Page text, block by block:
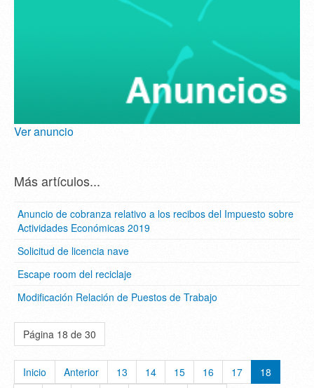
Ver anuncio
Más artículos...
Anuncio de cobranza relativo a los recibos del Impuesto sobre
Actividades Económicas 2019
Solicitud de licencia nave
Escape room del reciclaje
Modificación Relación de Puestos de Trabajo
Página 18 de 30
Inicio Anterior 13 14 15 16 17
18